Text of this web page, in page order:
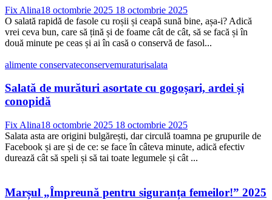
Fix Alina18 octombrie 2025 18 octombrie 2025
O salată rapidă de fasole cu roșii și ceapă sună bine, așa-i? Adică
vrei ceva bun, care să țină și de foame cât de cât, să se facă și în
două minute pe ceas și ai în casă o conservă de fasol...
alimente conservateconservemuraturisalata
Salată de murături asortate cu gogoșari, ardei și
conopidă
Fix Alina18 octombrie 2025 18 octombrie 2025
Salata asta are origini bulgărești, dar circulă toamna pe grupurile de
Facebook și are și de ce: se face în câteva minute, adică efectiv
durează cât să speli și să tai toate legumele și cât ...
Marșul „Împreună pentru siguranța femeilor!” 2025